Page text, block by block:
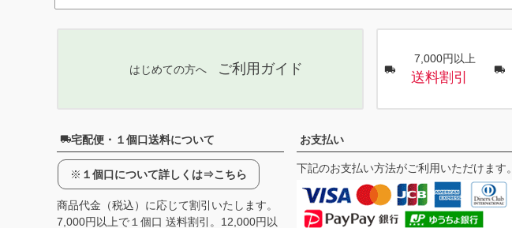
はじめての方へ ご利用ガイド
7,000円以上
送料割引
宅配便・１個口送料について
※ １個口について詳しくは⇒こちら
商品代金（税込）に応じて割引いたします。
7,000円以上で１個口 送料割引。12,000円以
お支払い
下記のお支払い方法がご利用いただけます。